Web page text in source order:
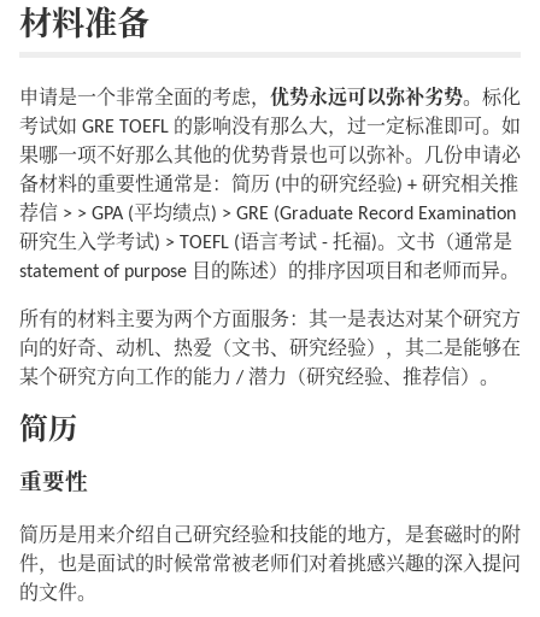
材料准备
申请是一个非常全面的考虑， 优势永远可以弥补劣势。标化
考试如 GRE TOEFL 的影响没有那么大，过一定标准即可。如
果哪一项不好那么其他的优势背景也可以弥补。几份申请必
备材料的重要性通常是：简历 (中的研究经验) + 研究相关推
荐信 > > GPA (平均绩点) > GRE (Graduate Record Examination
研究生入学考试) > TOEFL (语言考试 - 托福)。文书（通常是
statement of purpose 目的陈述）的排序因项目和老师而异。
所有的材料主要为两个方面服务：其一是表达对某个研究方
向的好奇、动机、热爱（文书、研究经验），其二是能够在
某个研究方向工作的能力 / 潜力（研究经验、推荐信）。
简历
重要性
简历是用来介绍自己研究经验和技能的地方，是套磁时的附
件，也是面试的时候常常被老师们对着挑感兴趣的深入提问
的文件。